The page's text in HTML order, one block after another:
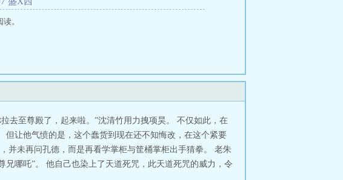
。
去至尊殿了，起来啦。”沈清竹用力拽项昊。 不仅如此，在
让他气愤的是，这个蠢货到现在还不知悔改，在这个紧要
并未再问孔德，而是再看学掌柜与筐桶掌柜出手猜拳。 老朱
哪吒”。 他自己也染上了天道死咒，此天道死咒的威力，令